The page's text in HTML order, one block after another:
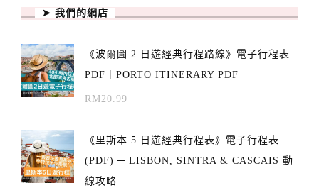
➤ 我們的網店
《波爾圖 2 日遊經典行程路線》電子行程表
PDF｜PORTO ITINERARY PDF
RM20.99
《里斯本 5 日遊經典行程表》電子行程表
(PDF) ─ LISBON, SINTRA & CASCAIS 動
線攻略